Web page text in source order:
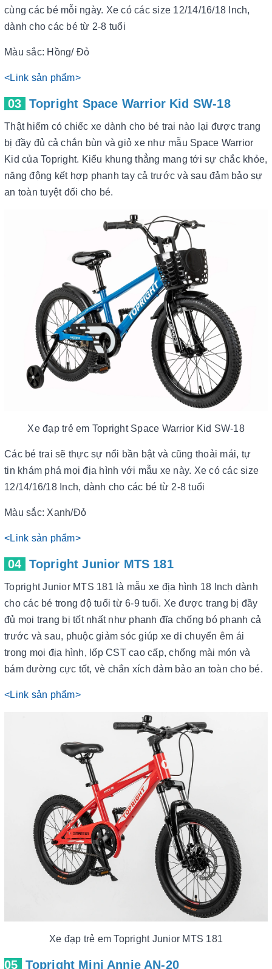
cùng các bé mỗi ngày. Xe có các size 12/14/16/18 Inch,
dành cho các bé từ 2-8 tuổi
Màu sắc: Hồng/ Đỏ
<Link sản phẩm>
03 Topright Space Warrior Kid SW-18
Thật hiếm có chiếc xe dành cho bé trai nào lại được trang
bị đầy đủ cả chắn bùn và giỏ xe như mẫu Space Warrior
Kid của Topright. Kiểu khung thẳng mang tới sự chắc khỏe,
năng động kết hợp phanh tay cả trước và sau đảm bảo sự
an toàn tuyệt đối cho bé.
Xe đạp trẻ em Topright Space Warrior Kid SW-18
Các bé trai sẽ thực sự nổi bần bật và cũng thoải mái, tự
tin khám phá mọi địa hình với mẫu xe này. Xe có các size
12/14/16/18 Inch, dành cho các bé từ 2-8 tuổi
Màu sắc: Xanh/Đỏ
<Link sản phẩm>
04 Topright Junior MTS 181
Topright Junior MTS 181 là mẫu xe địa hình 18 Inch dành
cho các bé trong độ tuổi từ 6-9 tuổi. Xe được trang bị đầy
đủ mọi trang bị tốt nhất như phanh đĩa chống bó phanh cả
trước và sau, phuộc giảm sóc giúp xe di chuyển êm ái
trong mọi địa hình, lốp CST cao cấp, chống mài món và
bám đường cực tốt, vè chắn xích đảm bảo an toàn cho bé.
<Link sản phẩm>
Xe đạp trẻ em Topright Junior MTS 181
05 Topright Mini Annie AN-20